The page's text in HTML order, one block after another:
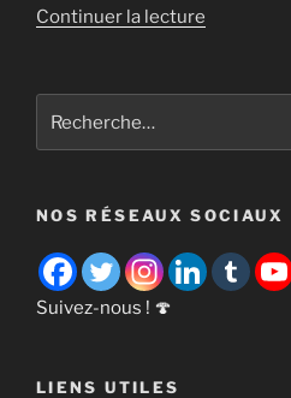
Continuer la lecture
versicolor
] »
NOS RÉSEAUX SOCIAUX
Suivez-nous ! 🍄
LIENS UTILES